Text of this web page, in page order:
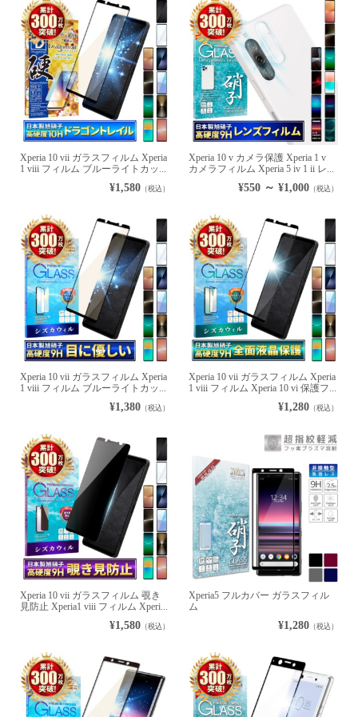
Xperia 10 vii ガラスフィルム Xperia
1 viii フィルム ブルーライトカッ...
¥1,580（税込）
Xperia 10 v カメラ保護 Xperia 1 v
カメラフィルム Xperia 5 iv 1 ii レ...
¥550 ～ ¥1,000 （税込）
Xperia 10 vii ガラスフィルム Xperia
1 viii フィルム ブルーライトカッ...
¥1,380（税込）
Xperia 10 vii ガラスフィルム Xperia
1 viii フィルム Xperia 10 vi 保護フ...
¥1,280 （税込）
Xperia 10 vii ガラスフィルム 覗き
見防止 Xperia1 viii フィルム Xperi...
¥1,580（税込）
Xperia5 フルカバー ガラスフィル
ム
¥1,280 （税込）